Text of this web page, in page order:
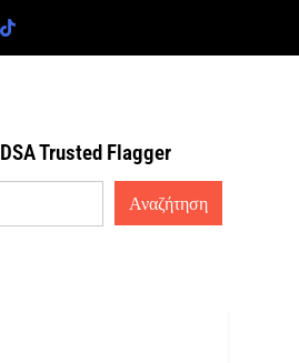
DSA Trusted Flagger